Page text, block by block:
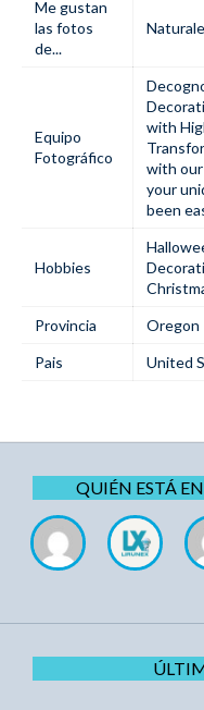
Me gustan
las fotos
de...
Equipo
Fotográfico
with
with our
your
been
Hobbies
Provincia
Oregon
Pais
United
QUIÉN ESTÁ